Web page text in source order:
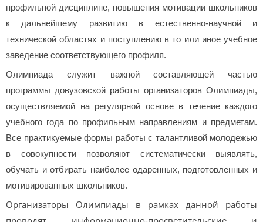
профильной дисциплине, повышения мотивации школьников
к дальнейшему развитию в естественно-научной и
технической областях и поступлению в то или иное учебное
заведение соответствующего профиля.
Олимпиада служит важной составляющей частью
программы довузовской работы организаторов Олимпиады,
осуществляемой на регулярной основе в течение каждого
учебного года по профильным направлениям и предметам.
Все практикуемые формы работы с талантливой молодежью
в совокупности позволяют систематически выявлять,
обучать и отбирать наиболее одаренных, подготовленных и
мотивированных школьников.
Организаторы Олимпиады в рамках данной работы